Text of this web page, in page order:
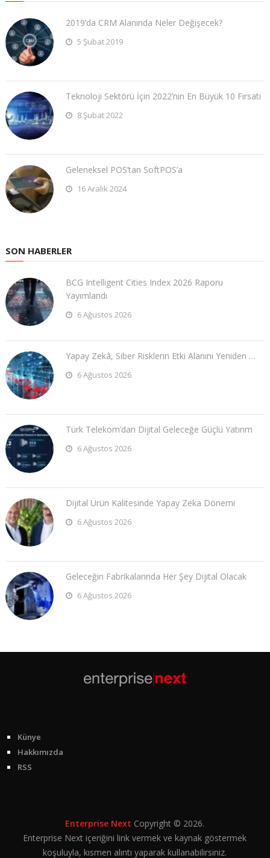
2019’da CRM Alanında Neler Değişecek?
5 Şubat 2019
Teknoloji Sektörü İçin 2022’nin En Büyük 10 Fırsatı
8 Şubat 2022
Geleneksel POS’tan SoftPOS’a
16 Aralık 2024
SON HABERLER
BCG Intelligent Cities Index 2026 Raporu
Yayımlandı
6 Ağustos 2026
Yapay Zekâ, Siber Risklerin Etki Alanını Yeniden …
6 Ağustos 2026
Türk Telekom’dan Dijital Geleceğe Güçlü Yatırım
6 Ağustos 2026
Dijital Ürün Kalitesinde Yapay Zeka Dönemi
6 Ağustos 2026
Geleceğin Fabrikalarında Her Şey Dijital Olacak
6 Ağustos 2026
Künye
Hakkımızda
RSS
Enterprise Next Copyright © 2026.
Enterprise Next içeriğini link vermek ve kaynak göstermek
koşuluyla, kısmen alıntı yaparak kullanabilirsiniz.